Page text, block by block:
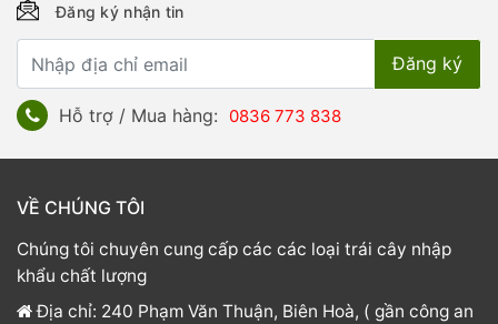
Đăng ký nhận tin
Hỗ trợ / Mua hàng: 0836 773 838
VỀ CHÚNG TÔI
Chúng tôi chuyên cung cấp các các loại trái cây nhập
khẩu chất lượng
Địa chỉ: 240 Phạm Văn Thuận, Biên Hoà, ( gần công an